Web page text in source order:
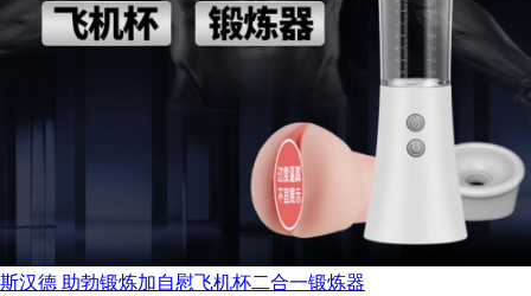
斯汉德 助勃锻炼加自慰飞机杯二合一锻炼器